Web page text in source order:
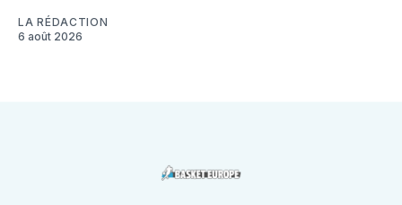
LA RÉDACTION
6 août 2026